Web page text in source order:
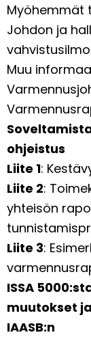
Myöhemmät
Johdon ja
Muu
ohjeistus
Liite 1:
Liite 2:
yhteisön
Liite 3:
ISSA
muutokset
IAASB:n